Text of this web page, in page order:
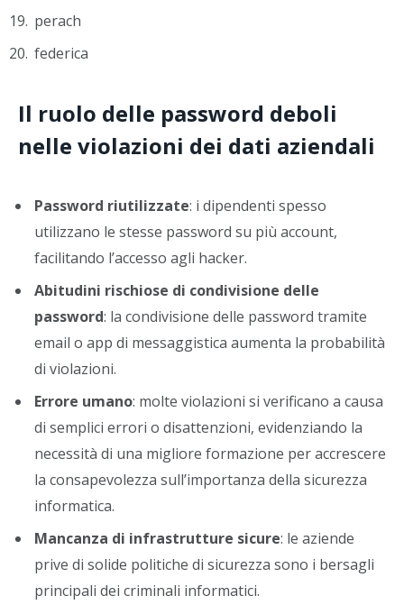
perach
federica
Il ruolo delle password deboli
nelle violazioni dei dati aziendali
Password riutilizzate: i dipendenti spesso
utilizzano le stesse password su più account,
facilitando l’accesso agli hacker.
Abitudini rischiose di condivisione delle
password: la condivisione delle password tramite
email o app di messaggistica aumenta la probabilità
di violazioni.
Errore umano: molte violazioni si verificano a causa
di semplici errori o disattenzioni, evidenziando la
necessità di una migliore formazione per accrescere
la consapevolezza sull’importanza della sicurezza
informatica.
Mancanza di infrastrutture sicure: le aziende
prive di solide politiche di sicurezza sono i bersagli
principali dei criminali informatici.